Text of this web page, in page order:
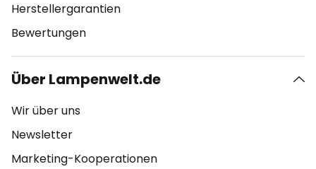
Herstellergarantien
Bewertungen
Über Lampenwelt.de
Wir über uns
Newsletter
Marketing-Kooperationen